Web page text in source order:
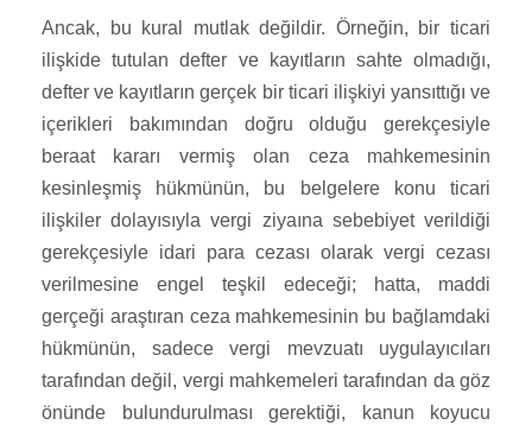
Ancak, bu kural mutlak değildir. Örneğin, bir ticari
ilişkide tutulan defter ve kayıtların sahte olmadığı,
defter ve kayıtların gerçek bir ticari ilişkiyi yansıttığı ve
içerikleri bakımından doğru olduğu gerekçesiyle
beraat kararı vermiş olan ceza mahkemesinin
kesinleşmiş hükmünün, bu belgelere konu ticari
ilişkiler dolayısıyla vergi ziyaına sebebiyet verildiği
gerekçesiyle idari para cezası olarak vergi cezası
verilmesine engel teşkil edeceği; hatta, maddi
gerçeği araştıran ceza mahkemesinin bu bağlamdaki
hükmünün, sadece vergi mevzuatı uygulayıcıları
tarafından değil, vergi mahkemeleri tarafından da göz
önünde bulundurulması gerektiği, kanun koyucu